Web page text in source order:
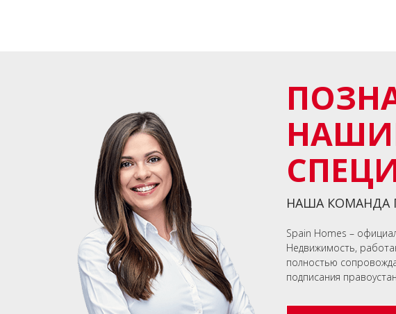
НАША КОМАНДА
Spain Homes –
Недвижимость,
полностью
подписания